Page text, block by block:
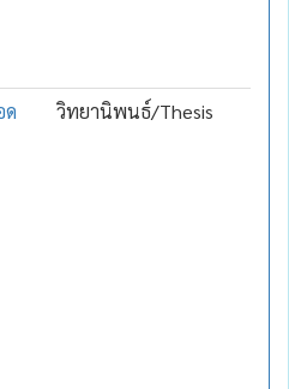
ด
วิทยานิพนธ์/Thesis